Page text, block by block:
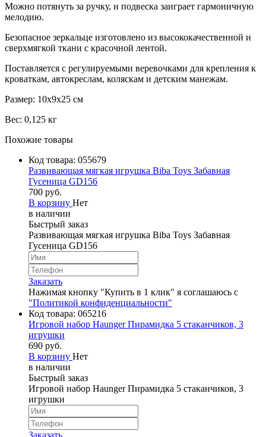
Можно потянуть за ручку, и подвеска заиграет гармоничную
мелодию.
Безопасное зеркальце изготовлено из высококачественной и
сверхмягкой ткани с красочной лентой.
Поставляется с регулируемыми веревочками для крепления к
кроваткам, автокреслам, коляскам и детским манежам.
Размер: 10х9х25 см
Вес: 0,125 кг
Похожие товары
Код товара: 055679
Развивающая мягкая игрушка Biba Toys Забавная
Гусеница GD156
700 руб.
В корзину Нет
в наличии
Быстрый заказ
Развивающая мягкая игрушка Biba Toys Забавная
Гусеница GD156
Заказать
Нажимая кнопку "Купить в 1 клик" я соглашаюсь с
"Политикой конфиденциальности"
Код товара: 065216
Игровой набор Haunger Пирамидка 5 стаканчиков, 3
игрушки
690 руб.
В корзину Нет
в наличии
Быстрый заказ
Игровой набор Haunger Пирамидка 5 стаканчиков, 3
игрушки
Заказать